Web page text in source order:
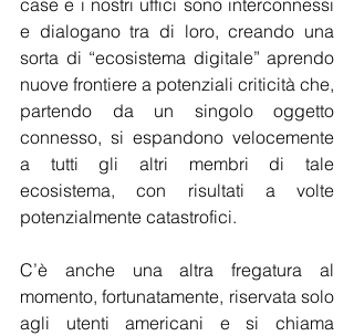
e dialogano tra di loro, creando una
sorta di “ecosistema digitale” aprendo
nuove frontiere a potenziali criticità che,
partendo da un singolo oggetto
connesso, si espandono velocemente
a tutti gli altri membri di tale
ecosistema, con risultati a volte
potenzialmente catastrofici.
C’è anche una altra fregatura al
momento, fortunatamente, riservata solo
agli utenti americani e si chiama